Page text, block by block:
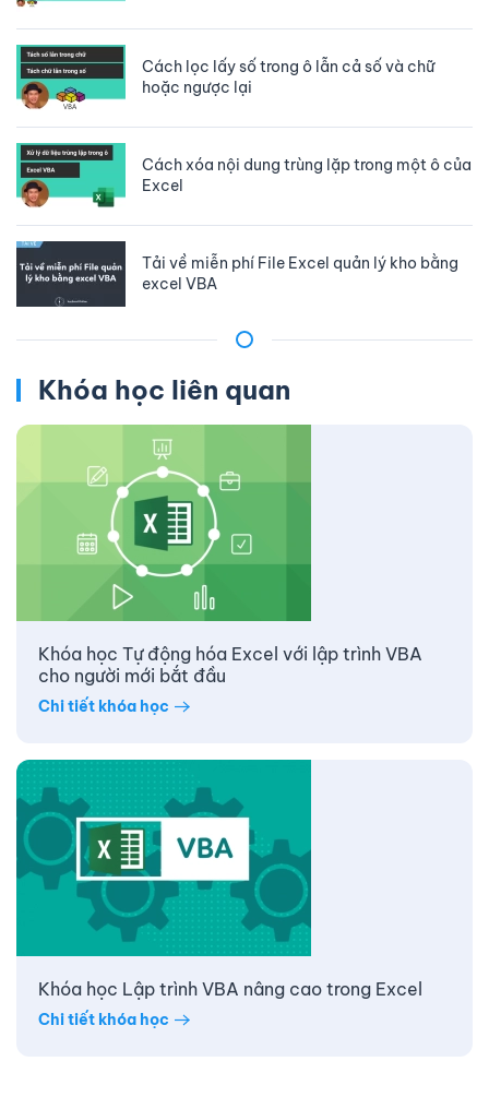
Cách lọc lấy số trong ô lẫn cả số và chữ
hoặc ngược lại
Cách xóa nội dung trùng lặp trong một ô của
Excel
Tải về miễn phí File Excel quản lý kho bằng
excel VBA
Khóa học liên quan
Khóa học Tự động hóa Excel với lập trình VBA
cho người mới bắt đầu
Chi tiết khóa học
Khóa học Lập trình VBA nâng cao trong Excel
Chi tiết khóa học